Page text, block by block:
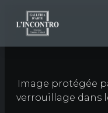
NEWS ED EVENTS
ARTISTES ET
Image protégée
verrouillage dans